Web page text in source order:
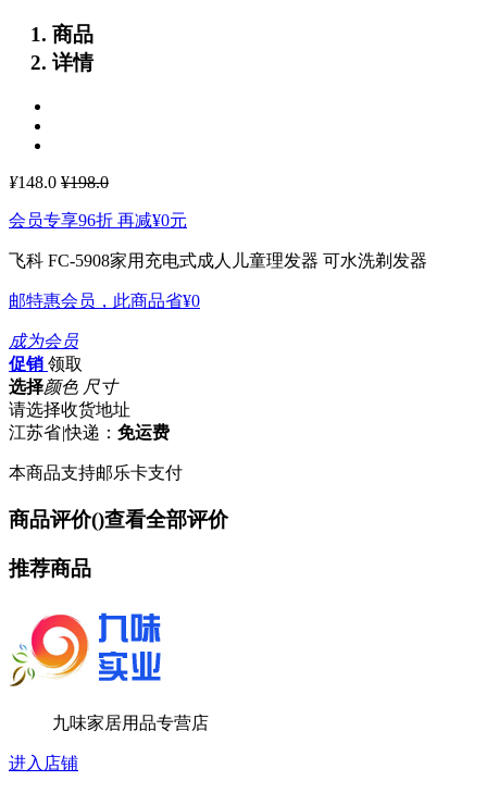
商品
详情
¥148.0 ¥198.0
会员专享96折 再减¥0元
飞科 FC-5908家用充电式成人儿童理发器 可水洗剃发器
邮特惠会员，此商品省¥0
成为会员
促销 领取
选择颜色 尺寸
请选择收货地址
江苏省|快递： 免运费
本商品支持邮乐卡支付
商品评价()查看全部评价
推荐商品
九味家居用品专营店
进入店铺